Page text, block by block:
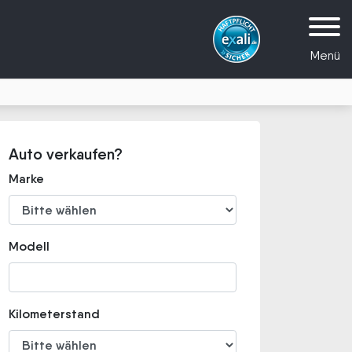
Menü
Auto verkaufen?
Marke
Modell
Kilometerstand